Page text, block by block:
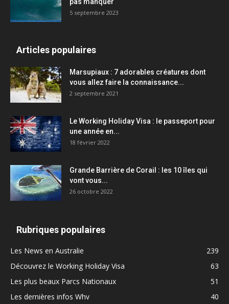
5 septembre 2023
Articles populaires
Marsupiaux : 7 adorables créatures dont
vous allez faire la connaissance...
2 septembre 2021
Le Working Holiday Visa : le passeport pour
une année en...
18 février 2022
Grande Barrière de Corail : les 10 îles qui
vont vous...
26 octobre 2022
Rubriques populaires
Les News en Australie
239
Découvrez le Working Holiday Visa
63
Les plus beaux Parcs Nationaux
51
Les dernières infos Whv
40